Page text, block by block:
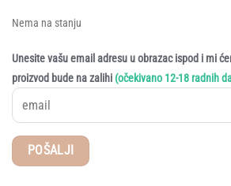
Nema na stanju
Unesite vašu email adresu u obrazac ispod i mi
proizvod bude na zalihi (očekivano 12-18 radnih